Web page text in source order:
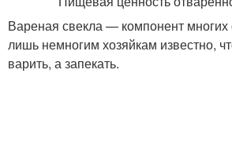
Вареная свекла — компонент многих
лишь немногим хозяйкам известно,
варить, а запекать.